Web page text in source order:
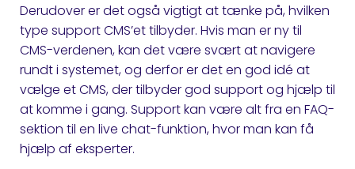
Derudover er det også vigtigt at tænke på, hvilken
type support CMS’et tilbyder. Hvis man er ny til
CMS-verdenen, kan det være svært at navigere
rundt i systemet, og derfor er det en god idé at
vælge et CMS, der tilbyder god support og hjælp til
at komme i gang. Support kan være alt fra en FAQ-
sektion til en live chat-funktion, hvor man kan få
hjælp af eksperter.